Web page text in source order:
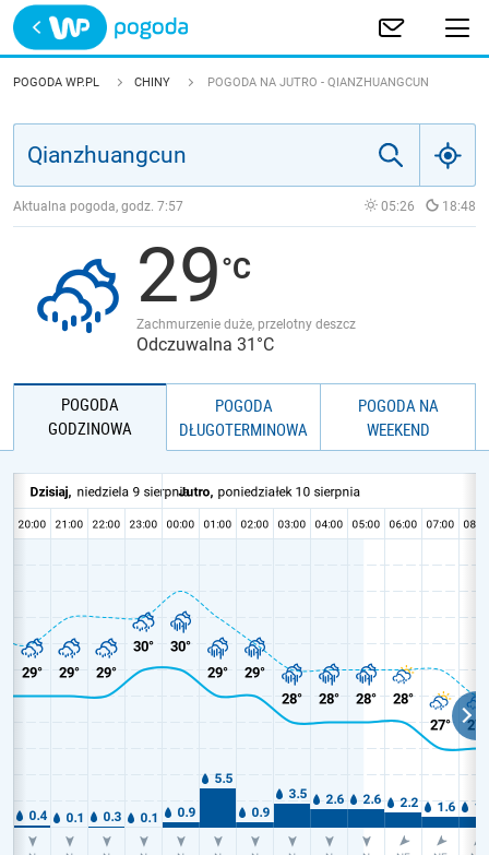
Trwa ładowanie
POLSKA
JAKOŚĆ POWIETRZA
POGODA WP.PL CHINY POGODA NA JUTRO - QIANZHUANGCUN
Aktualna pogoda, godz. 7:57 05:26 18:48
29
Zachmurzenie duże, przelotny deszcz
Odczuwalna 31°C
POGODA
GODZINOWA
POGODA
DŁUGOTERMINOWA
POGODA NA
WEEKEND